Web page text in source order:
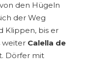
den Hügeln
der Weg
Klippen, bis er
weiter Calella de
Dörfer mit